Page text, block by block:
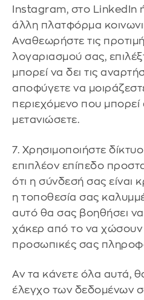
Instagram, στο LinkedIn
άλλη πλατφόρμα
Αναθεωρήστε τις
λογαριασμού σας,
μπορεί να δει τις
αποφύγετε να
περιεχόμενο που
μετανιώσετε.
7. Χρησιμοποιήστε
επιπλέον επίπεδο
ότι η σύνδεσή σας είναι
η τοποθεσία σας
αυτό θα σας βοηθήσει
χάκερ από το να χώσουν
προσωπικές σας
Αν τα κάνετε όλα αυτά,
έλεγχο των δεδομένων